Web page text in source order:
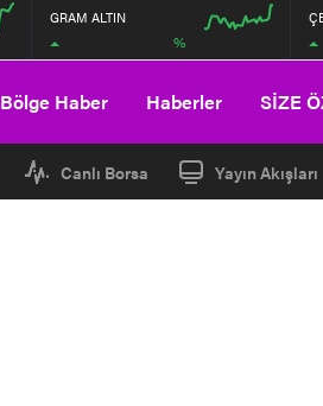
GRAM ALTIN
%
Bölge Haber Haberler SİZE
Canlı Borsa Yayın Akışları